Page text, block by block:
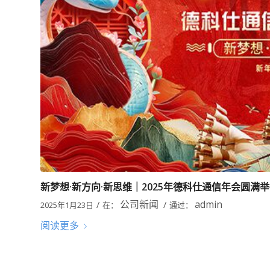
新梦想·新方向·新思维｜2025年德科仕通信年会圆满
2025年1月23日 / 在： 公司新闻 / 通过： admin
阅读更多